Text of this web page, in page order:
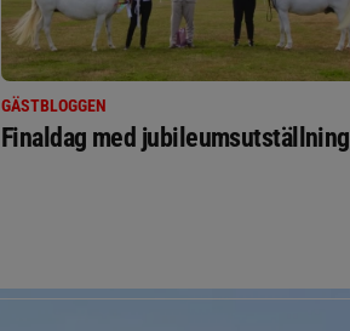
GÄSTBLOGGEN
Finaldag med jubileumsutställning